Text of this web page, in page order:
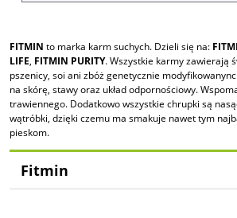
FITMIN to marka karm suchych. Dzieli się na:
LIFE, FITMIN PURITY. Wszystkie karmy zawierają
pszenicy, soi ani zbóż genetycznie
na skórę, stawy oraz układ odpornościowy.
trawiennego. Dodatkowo wszystkie chrupki są
wątróbki, dzięki czemu ma smakuje nawet tym
pieskom.
Fitmin